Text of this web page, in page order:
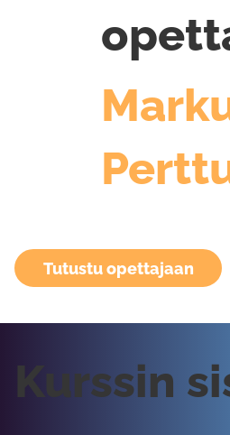
Tutustu opettajaan
Kurssin